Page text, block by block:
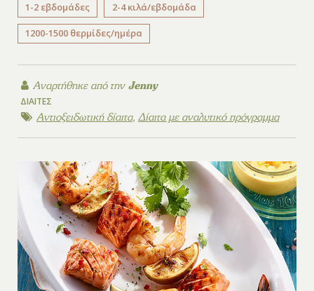
1-2 εβδομάδες 2-4 κιλά/εβδομάδα
1200-1500 θερμίδες/ημέρα
Αναρτήθηκε από τηνJenny
ΔΊΑΙΤΕΣ
Αντιοξειδωτική δίαιτα, Δίαιτα με αναλυτικό πρόγραμμα